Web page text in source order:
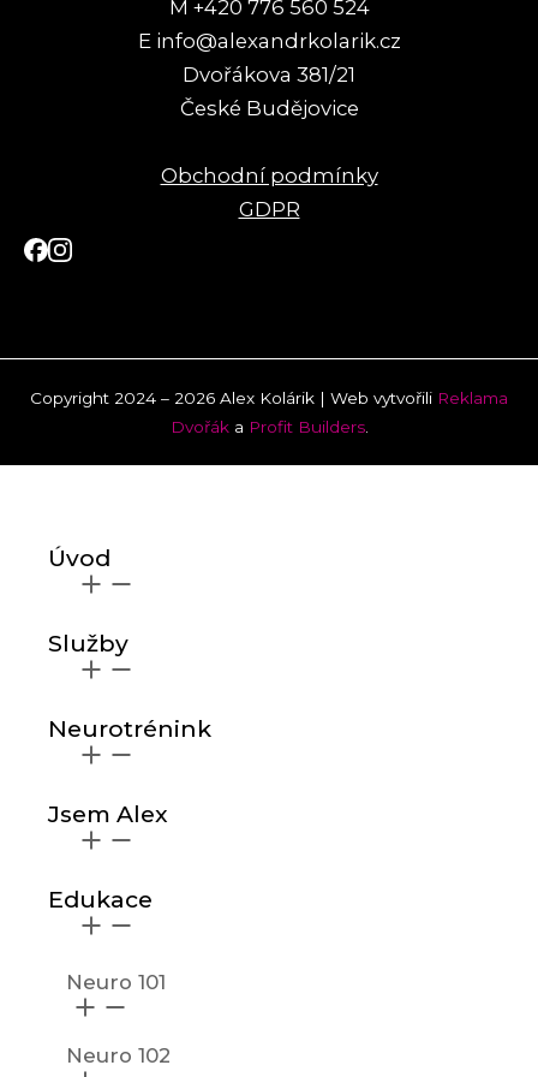
M +420 776 560 524
E info@alexandrkolarik.cz
Dvořákova 381/21
České Budějovice
Obchodní podmínky
GDPR
Copyright 2024 – 2026 Alex Kolárik | Web vytvořili Reklama
Dvořáka Profit Builders.
Úvod
Služby
Neurotrénink
Jsem Alex
Edukace
Neuro 101
Neuro 102